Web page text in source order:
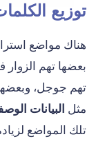
توزيع
هناك مواضع
بعضها تهم الزوار
تهم جوجل،
مثل البيانات
تلك المواضع